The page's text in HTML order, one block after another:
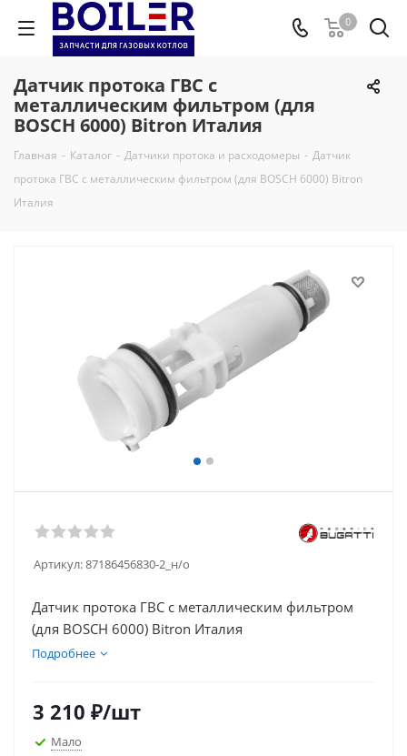
0
Датчик протока ГВС с
металлическим фильтром (для
BOSCH 6000) Bitron Италия
Главная - Каталог - Датчики протока и расходомеры - Датчик
протока ГВС с металлическим фильтром (для BOSCH 6000) Bitron
Италия
Артикул:87186456830-2_н/о
Датчик протока ГВС с металлическим фильтром
(для BOSCH 6000) Bitron Италия
Подробнее
3 210 ₽/шт
Мало